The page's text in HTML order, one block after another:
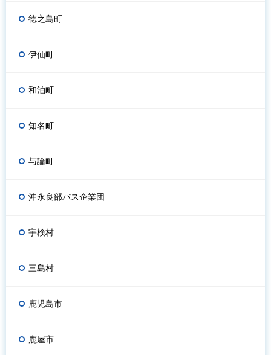
徳之島町
伊仙町
和泊町
知名町
与論町
沖永良部バス企業団
宇検村
三島村
鹿児島市
鹿屋市